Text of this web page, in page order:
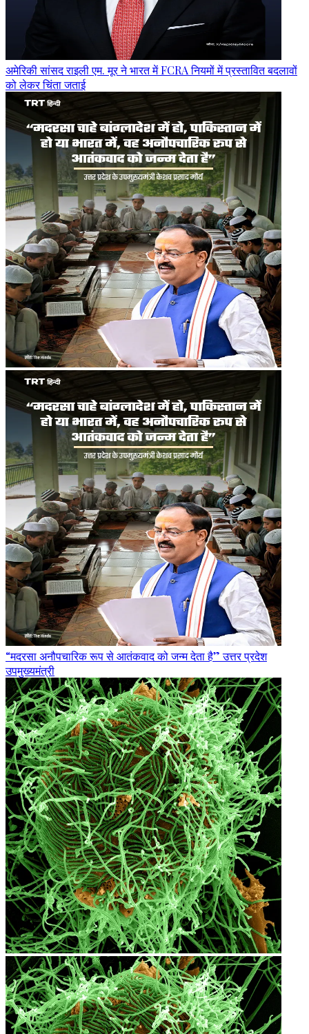
अमेरिकी सांसद राइली एम. मूर ने भारत में FCRA नियमों में प्रस्तावित बदलावों
को लेकर चिंता जताई
“मदरसा अनौपचारिक रूप से आतंकवाद को जन्म देता है” उत्तर प्रदेश
उपमुख्यमंत्री